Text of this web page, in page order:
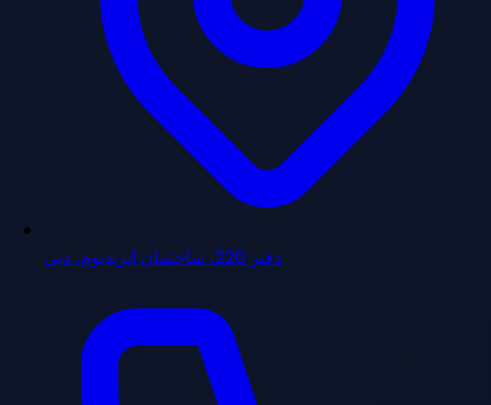
دفتر 220، ساختمان ایریدیوم، دبی